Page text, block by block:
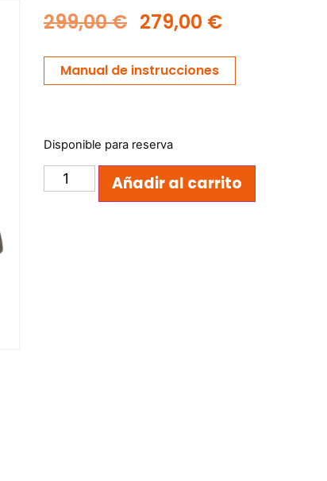
299,00€ 279,00 €
Manual de instrucciones
Disponible para reserva
Añadir al carrito